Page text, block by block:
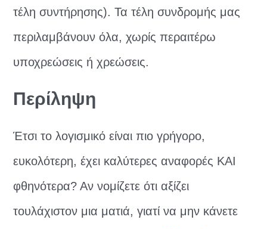
τέλη συντήρησης). Τα τέλη συνδρομής μας
περιλαμβάνουν όλα, χωρίς περαιτέρω
υποχρεώσεις ή χρεώσεις.
Περίληψη
Έτσι το λογισμικό είναι πιο γρήγορο,
ευκολότερη, έχει καλύτερες αναφορές ΚΑΙ
φθηνότερα? Αν νομίζετε ότι αξίζει
τουλάχιστον μια ματιά, γιατί να μην κάνετε